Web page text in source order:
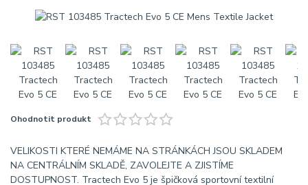
Ohodnotit produkt
VELIKOSTI KTERÉ NEMÁME NA STRÁNKÁCH JSOU SKLADEM
NA CENTRÁLNÍM SKLADĚ, ZAVOLEJTE A ZJISTÍME
DOSTUPNOST. Tractech Evo 5 je špičková sportovní textilní